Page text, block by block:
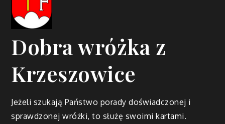
Dobra wróżka z
Krzeszowice
Jeżeli szukają Państwo porady doświadczonej i
sprawdzonej wróżki, to służę swoimi kartami.